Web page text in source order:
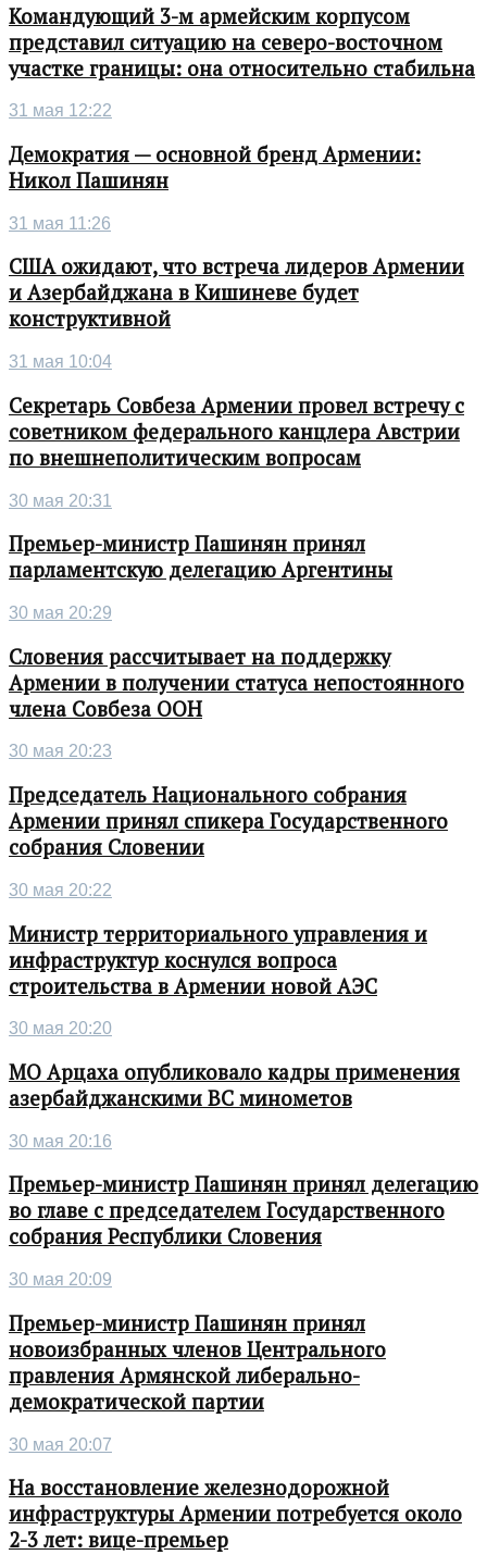
Командующий 3-м армейским корпусом
представил ситуацию на северо-восточном
участке границы: она относительно стабильна
31 мая 12:22
Демократия — основной бренд Армении:
Никол Пашинян
31 мая 11:26
США ожидают, что встреча лидеров Армении
и Азербайджана в Кишиневе будет
конструктивной
31 мая 10:04
Секретарь Совбеза Армении провел встречу с
советником федерального канцлера Австрии
по внешнеполитическим вопросам
30 мая 20:31
Премьер-министр Пашинян принял
парламентскую делегацию Аргентины
30 мая 20:29
Словения рассчитывает на поддержку
Армении в получении статуса непостоянного
члена Совбеза ООН
30 мая 20:23
Председатель Национального собрания
Армении принял спикера Государственного
собрания Словении
30 мая 20:22
Министр территориального управления и
инфраструктур коснулся вопроса
строительства в Армении новой АЭС
30 мая 20:20
МО Арцаха опубликовало кадры применения
азербайджанскими ВС минометов
30 мая 20:16
Премьер-министр Пашинян принял делегацию
во главе с председателем Государственного
собрания Республики Словения
30 мая 20:09
Премьер-министр Пашинян принял
новоизбранных членов Центрального
правления Армянской либерально-
демократической партии
30 мая 20:07
На восстановление железнодорожной
инфраструктуры Армении потребуется около
2-3 лет: вице-премьер